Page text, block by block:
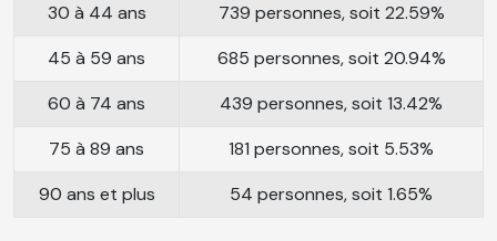
30 à 44 ans
739 personnes, soit 22.59%
45 à 59 ans
685 personnes, soit 20.94%
60 à 74 ans
439 personnes, soit 13.42%
75 à 89 ans
181 personnes, soit 5.53%
90 ans et plus
54 personnes, soit 1.65%